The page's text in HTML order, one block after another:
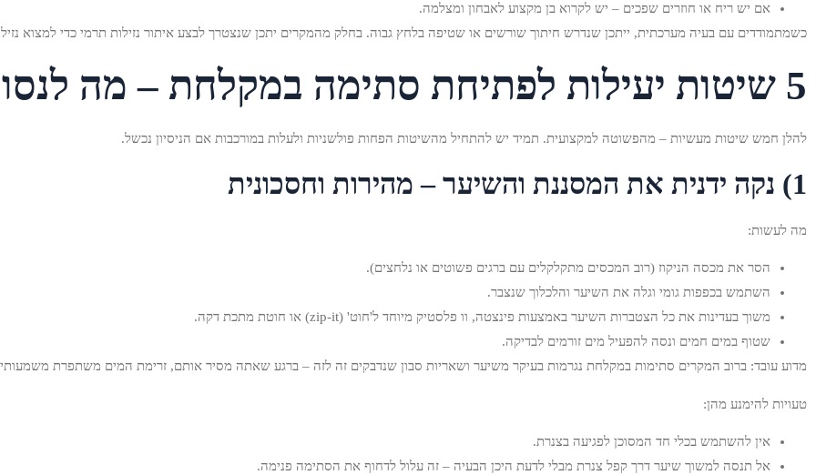
אם יש ריח או חוזרים שפכים – יש לקרוא בן מקצוע לאבחון ומצלמה.
כשמתמודדים עם בעיה מערכתית, ייתכן שנדרש חיתוך שורשים או שטיפה בלחץ גבוה. בחלק מהמקרים יתכן שנצטרך לבצע איתור נזילות תרמי כדי למצוא
5 שיטות יעילות לפתיחת סתימה במקלחת – מה לנסות ובאיזה סדר
להלן חמש שיטות מעשיות – מהפשוטה למקצועית. תמיד יש להתחיל מהשיטות הפחות פולשניות ולעלות במורכבות אם הניסיון נכשל.
1) נקה ידנית את המסננת והשיער – מהירות וחסכונית
מה לעשות:
הסר את מכסה הניקוז (רוב המכסים מתקלקלים עם ברגים פשוטים או נלחצים).
השתמש בכפפות גומי וגלה את השיער והלכלוך שנצבר.
משוך בעדינות את כל הצטברות השיער באמצעות פינצטה, וו פלסטיק מיוחד ל'חוט' (zip‑it) או חוטת מתכת דקה.
שטוף במים חמים ונסה להפעיל מים זורמים לבדיקה.
מדוע עובד: ברוב המקרים סתימות במקלחת נגרמות בעיקר משיער ושאריות סבון שנדבקים זה לזה – ברגע שאתה מסיר אותם, זרימת המים משתפרת
טעויות להימנע מהן:
אין להשתמש בכלי חד המסוכן לפגיעה בצנרת.
אל תנסה למשוך שיער דרך קפל צנרת מבלי לדעת היכן הבעיה – זה עלול לדחוף את הסתימה פנימה.